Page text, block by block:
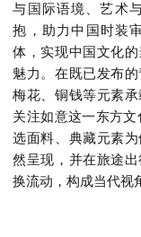
与国际语境、艺术
抱，助力中国时装
体，实现中国文化
魅力。在既已发布
梅花、铜钱等元素
关注如意这一东方
选面料、典藏元素
然呈现，并在旅途
换流动，构成当代视